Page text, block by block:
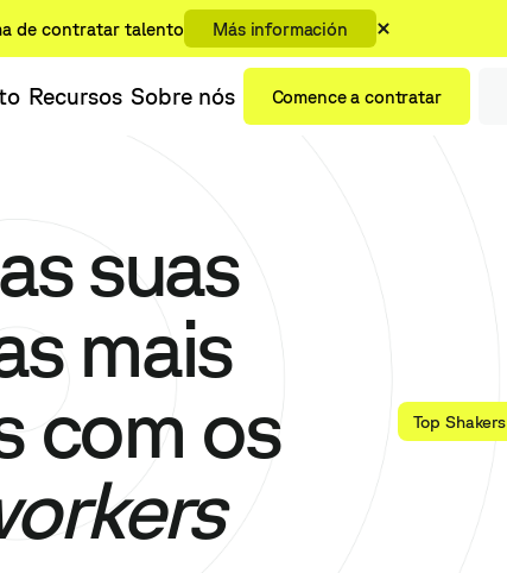
de contratar talento Más información
Recursos Sobre nós Comence a contratar
suas
mais
com os
Top Shakers